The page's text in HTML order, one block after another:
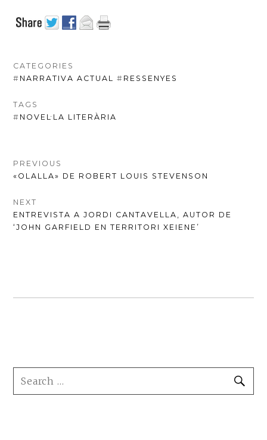
CATEGORIES
# NARRATIVA ACTUAL # RESSENYES
TAGS
# NOVEL·LA LITERÀRIA
NAVEGACIÓ
D'ENTRADES
PREVIOUS
PREVIOUS
«OLALLA» DE ROBERT LOUIS STEVENSON
NEXT
NEXT
POST:
ENTREVISTA A JORDI CANTAVELLA, AUTOR DE
‘JOHN GARFIELD EN TERRITORI XEIENE’
FOOTER
SIDEBAR
SEARCH